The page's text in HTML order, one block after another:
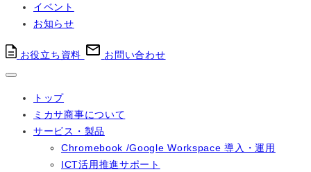
イベント
お知らせ
お役立ち資料 お問い合わせ
トップ
ミカサ商事について
サービス・製品
Chromebook /Google Workspace 導入・運用
ICT活用推進サポート